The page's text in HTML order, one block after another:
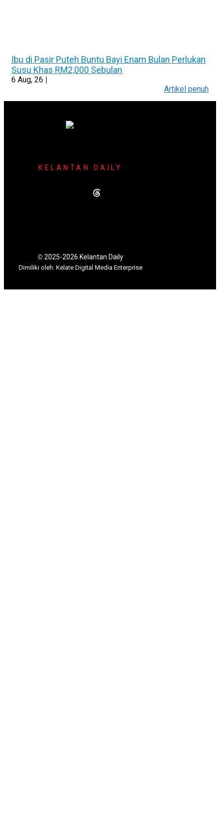
Ibu di Pasir Puteh Buntu Bayi Enam Bulan Perlukan
Susu Khas RM2,000 Sebulan
6 Aug, 26 |
Artikel penuh
KELANTAN DAILY
©2025-2026 Kelantan Daily
Dimiliki oleh: Kelate Digital Media Enterprise